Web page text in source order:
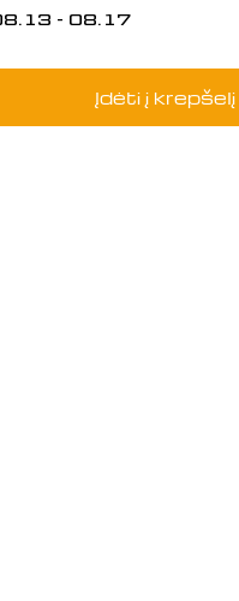
- 08.17
AXLE
AXLE
Įdėti į krepšelį